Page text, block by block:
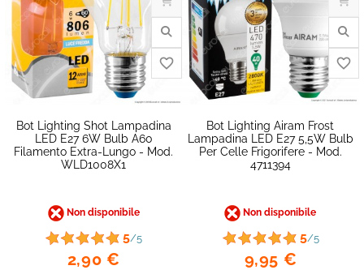
Bot Lighting Shot Lampadina
LED E27 6W Bulb A60
Filamento Extra-Lungo - Mod.
WLD1008X1
Non disponibile
5/5
2,90 €
Bot Lighting Airam Frost
Lampadina LED E27 5,5W Bulb
Per Celle Frigorifere - Mod.
4711394
Non disponibile
5/5
9,95 €